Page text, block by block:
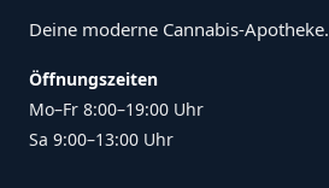
Deine moderne Cannabis-Apotheke.
Öffnungszeiten
Mo–Fr 8:00–19:00 Uhr
Sa 9:00–13:00 Uhr